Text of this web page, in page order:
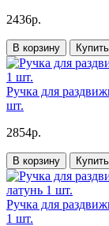
2436р.
В корзину
Ручка для
шт.
2854р.
В корзину
Ручка для
1 шт.